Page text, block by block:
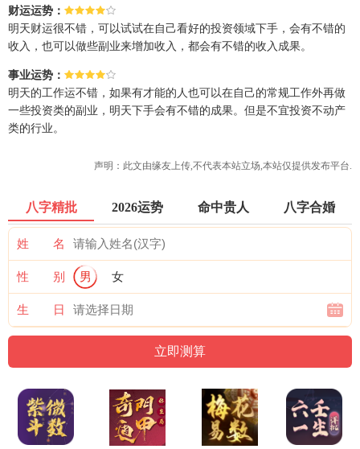
财运运势：
明天财运很不错，可以试试在自己看好的投资领域下手，会有不错的
收入，也可以做些副业来增加收入，都会有不错的收入成果。
事业运势：
明天的工作运不错，如果有才能的人也可以在自己的常规工作外再做
一些投资类的副业，明天下手会有不错的成果。但是不宜投资不动产
类的行业。
声明：此文由缘友上传,不代表本站立场,本站仅提供发布平台.
八字精批 2026运势 命中贵人 八字合婚
姓 名
性 别 男 女
生 日